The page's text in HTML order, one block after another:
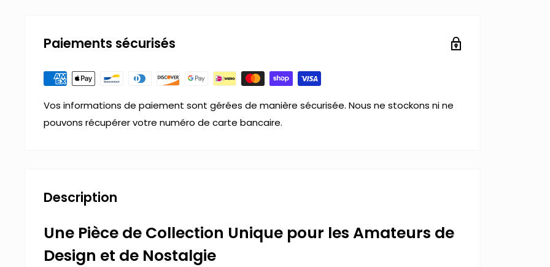
Paiements sécurisés
Vos informations de paiement sont gérées de manière sécurisée. Nous ne stockons ni ne
pouvons récupérer votre numéro de carte bancaire.
Description
Une Pièce de Collection Unique pour les Amateurs de
Design et de Nostalgie